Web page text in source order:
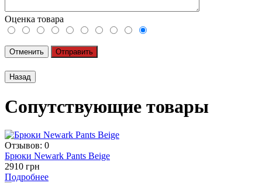
Оценка товара
Отменить Отправить
Сопутствующие товары
Отзывов: 0
Брюки Newark Pants Beige
2910 грн
Подробнее